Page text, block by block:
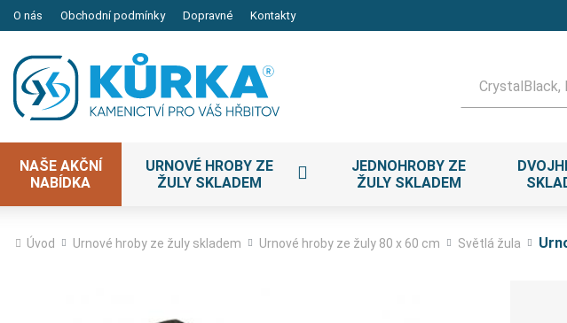
O nás Obchodní podmínky Dopravné Kontakty
NAŠE AKČNÍ
NABÍDKA
URNOVÉ HROBY ZE
ŽULY SKLADEM
JEDNOHROBY ZE
ŽULY SKLADEM
Úvod Urnové hroby ze žuly skladem Urnové hroby ze žuly 80 x 60 cm Světlá žula